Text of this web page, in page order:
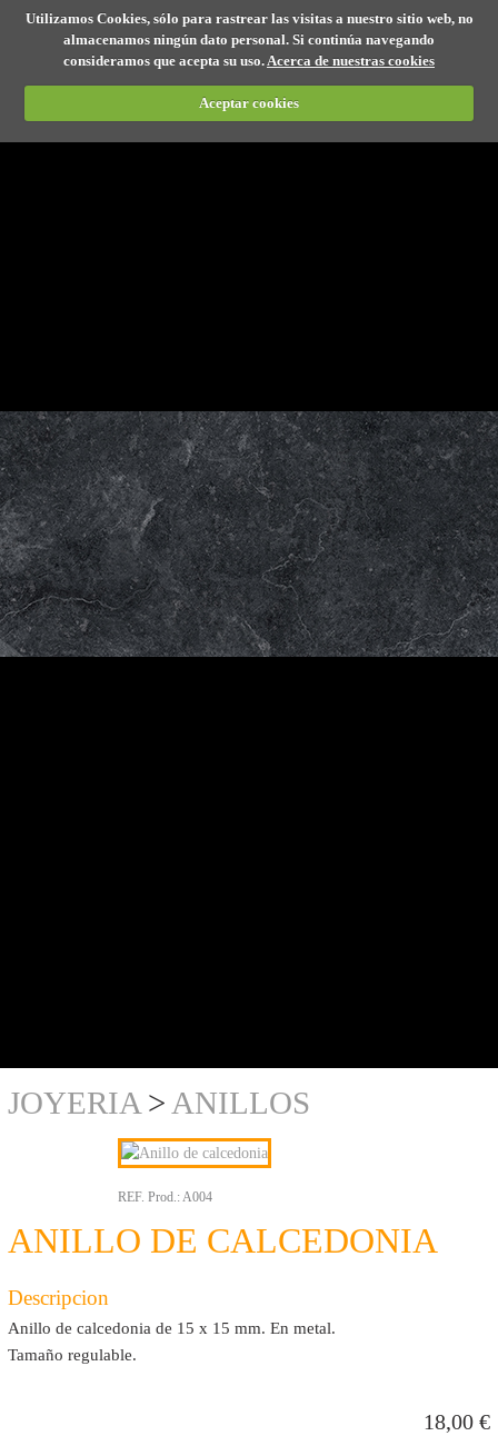
Utilizamos Cookies, sólo para rastrear las visitas a nuestro sitio web, no
almacenamos ningún dato personal. Si continúa navegando
consideramos que acepta su uso. Acerca de nuestras cookies
Aceptar cookies
JOYERIA > ANILLOS
REF. Prod.:A004
ANILLO DE CALCEDONIA
Descripcion
Anillo de calcedonia de 15 x 15 mm. En metal.
Tamaño regulable.
18,00 €